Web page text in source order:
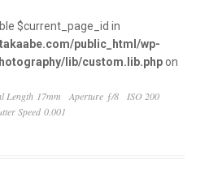
$current_page_id in
public_html/wp-
lib/custom.lib.phpon
Length 17mm Aperture ƒ/8
ISO 200
Speed 0.001